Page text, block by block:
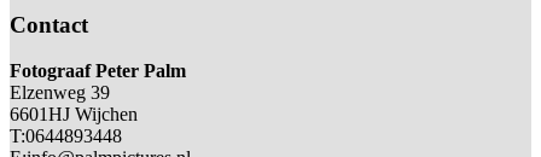
Contact
Fotograaf Peter Palm
Elzenweg 39
6601HJ Wijchen
T:0644893448